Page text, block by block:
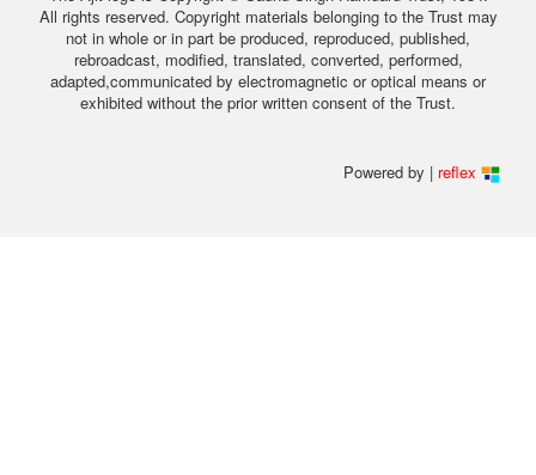
All rights reserved. Copyright materials belonging to the Trust may
not in whole or in part be produced, reproduced, published,
rebroadcast, modified, translated, converted, performed,
adapted,communicated by electromagnetic or optical means or
exhibited without the prior written consent of the Trust.
Powered by | reflex